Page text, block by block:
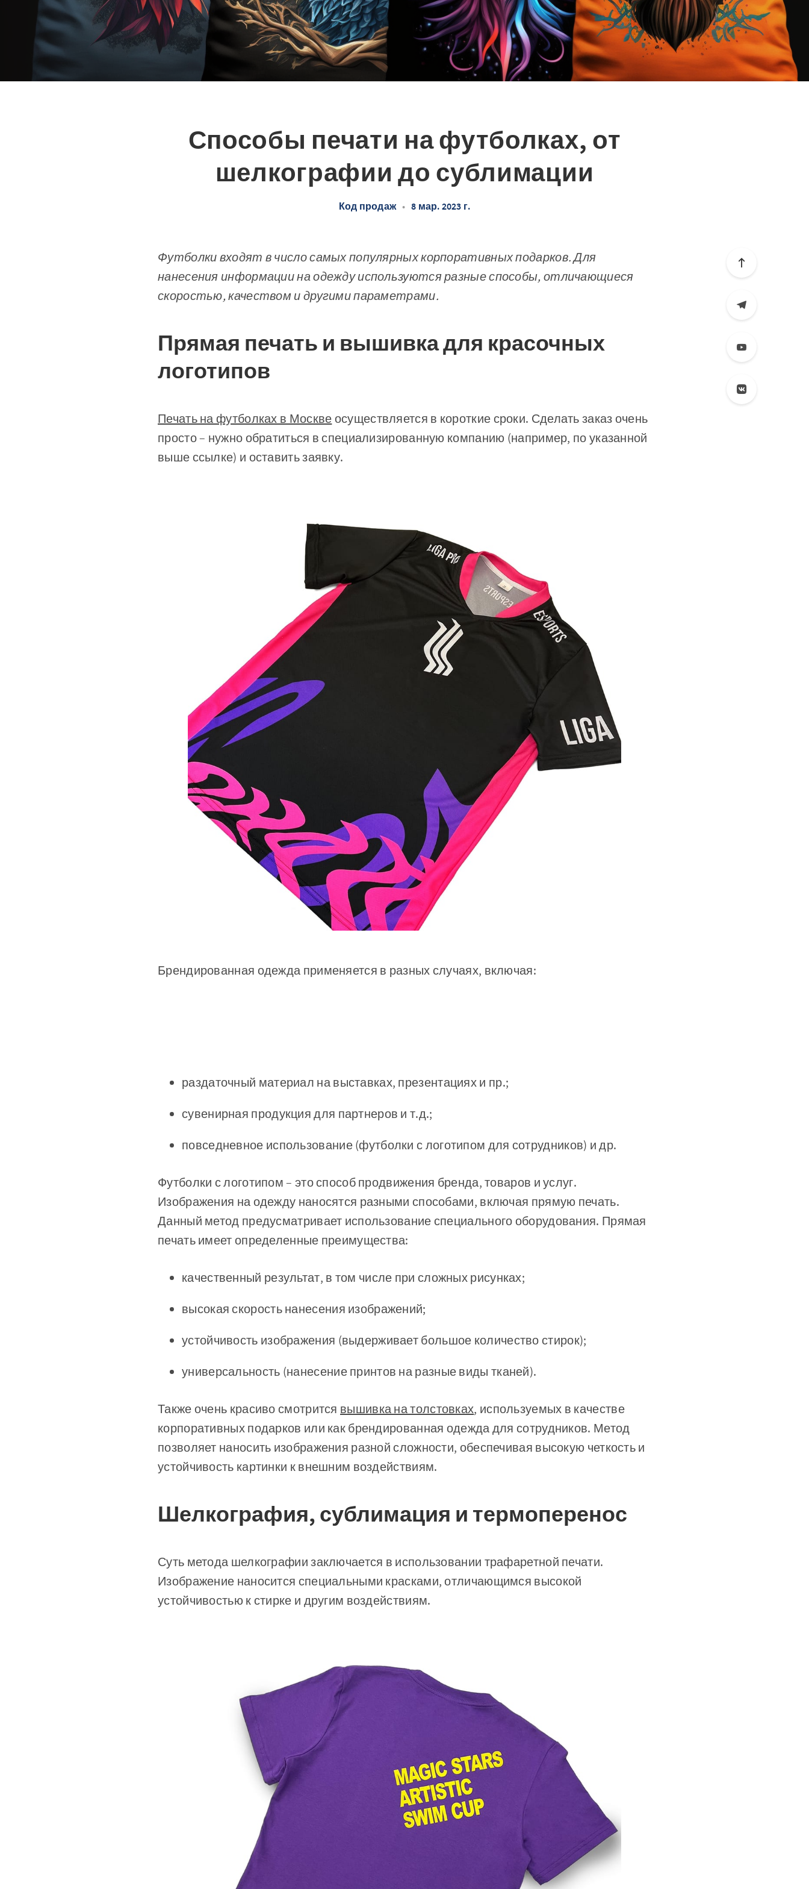
Способы печати на футболках, от
шелкографии до сублимации
Код продаж • 8 мар. 2023 г.
Футболки входят в число самых популярных корпоративных подарков. Для
нанесения информации на одежду используются разные способы, отличающиеся
скоростью, качеством и другими параметрами.
Прямая печать и вышивка для красочных
логотипов
Печать на футболках в Москве осуществляется в короткие сроки. Сделать заказ очень
просто – нужно обратиться в специализированную компанию (например, по указанной
выше ссылке) и оставить заявку.
Брендированная одежда применяется в разных случаях, включая:
раздаточный материал на выставках, презентациях и пр.;
сувенирная продукция для партнеров и т.д.;
повседневное использование (футболки с логотипом для сотрудников) и др.
Футболки с логотипом – это способ продвижения бренда, товаров и услуг.
Изображения на одежду наносятся разными способами, включая прямую печать.
Данный метод предусматривает использование специального оборудования. Прямая
печать имеет определенные преимущества:
качественный результат, в том числе при сложных рисунках;
высокая скорость нанесения изображений;
устойчивость изображения (выдерживает большое количество стирок);
универсальность (нанесение принтов на разные виды тканей).
Также очень красиво смотрится вышивка на толстовках, используемых в качестве
корпоративных подарков или как брендированная одежда для сотрудников. Метод
позволяет наносить изображения разной сложности, обеспечивая высокую четкость и
устойчивость картинки к внешним воздействиям.
Шелкография, сублимация и термоперенос
Суть метода шелкографии заключается в использовании трафаретной печати.
Изображение наносится специальными красками, отличающимся высокой
устойчивостью к стирке и другим воздействиям.